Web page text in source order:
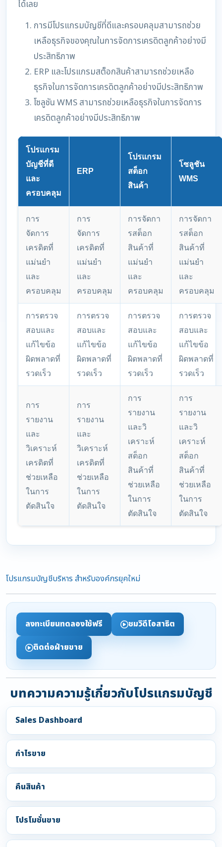
ได้เลย
การมีโปรแกรมบัญชีที่ดีและครอบคลุมสามารถช่วย
เหลือธุรกิจของคุณในการจัดการเครดิตลูกค้าอย่างมี
ประสิทธิภาพ
ERP และโปรแกรมสต็อกสินค้าสามารถช่วยเหลือ
ธุรกิจในการจัดการเครดิตลูกค้าอย่างมีประสิทธิภาพ
โซลูชัน WMS สามารถช่วยเหลือธุรกิจในการจัดการ
เครดิตลูกค้าอย่างมีประสิทธิภาพ
โปรแกรม
บัญชีที่ดี
และ
ครอบคลุม
ERP
โปรแกรม
สต็อก
สินค้า
โซลูชัน
WMS
การ
จัดการ
เครดิตที่
แม่นยำ
และ
ครอบคลุม
การ
จัดการ
เครดิตที่
แม่นยำ
และ
ครอบคลุม
การจัดกา
รสต็อก
สินค้าที่
แม่นยำ
และ
ครอบคลุม
การจัดกา
รสต็อก
สินค้าที่
แม่นยำ
และ
ครอบคลุม
การตรวจ
สอบและ
แก้ไขข้อ
ผิดพลาดที่
รวดเร็ว
การตรวจ
สอบและ
แก้ไขข้อ
ผิดพลาดที่
รวดเร็ว
การตรวจ
สอบและ
แก้ไขข้อ
ผิดพลาดที่
รวดเร็ว
การตรวจ
สอบและ
แก้ไขข้อ
ผิดพลาดที่
รวดเร็ว
การ
รายงาน
และ
วิเคราะห์
เครดิตที่
ช่วยเหลือ
ในการ
ตัดสินใจ
การ
รายงาน
และ
วิเคราะห์
เครดิตที่
ช่วยเหลือ
ในการ
ตัดสินใจ
การ
รายงาน
และวิ
เคราะห์
สต็อก
สินค้าที่
ช่วยเหลือ
ในการ
ตัดสินใจ
การ
รายงาน
และวิ
เคราะห์
สต็อก
สินค้าที่
ช่วยเหลือ
ในการ
ตัดสินใจ
โปรแกรมบัญชีบริหาร สำหรับองค์กรยุคใหม่
ลงทะเบียนทดลองใช้ฟรี
ชมวิดีโอสาธิต
ติดต่อฝ่ายขาย
บทความความรู้เกี่ยวกับโปรแกรมบัญชี
Sales Dashboard
กำไรขาย
คืนสินค้า
โปรโมชั่นขาย